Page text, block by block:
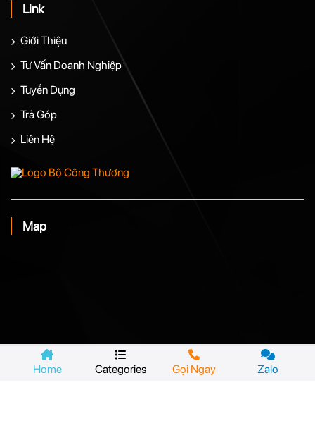
Link
Giới Thiệu
Tư Vấn Doanh Nghiệp
Tuyển Dụng
Trả Góp
Liên Hệ
Map
Home Categories Gọi Ngay Zalo